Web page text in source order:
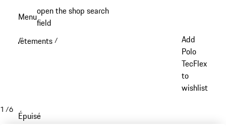
principal
Menuopen the shop search
field
Vêtements /
Add
Polo
TecFlex
to
wishlist
1 /6
Épuisé